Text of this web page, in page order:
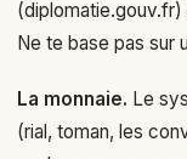
Ne te base pas sur
La monnaie. Le
(rial, toman, les